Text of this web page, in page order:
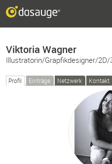
Viktoria Wagner
Illustratorin/Grapfikdesigner/
Profil Einträge Netzwerk Kontakt